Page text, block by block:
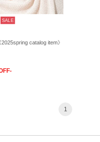
SALE
catalog item》
1